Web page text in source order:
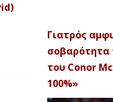
Γιατρός
σοβαρότητα
του Conor
100%»